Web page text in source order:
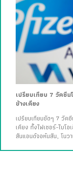
เปรียบเทียบ 7 วัคซี
ข้างเคียง
เปรียบเทียบชัดๆ 7 วัค
เคียง ทั้งไฟเซอร์-ไบโ
สันแอนด์จอห์นสัน, โนว